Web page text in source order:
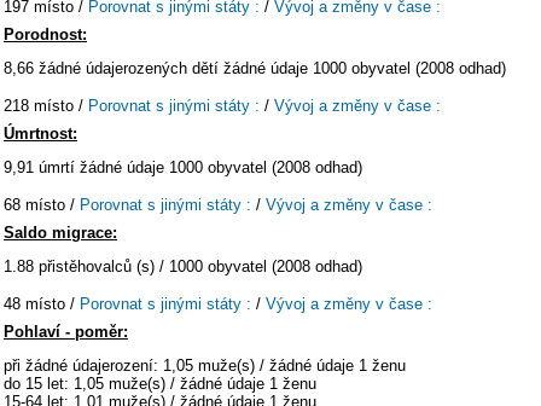
197 místo / Porovnat s jinými státy : / Vývoj a změny v čase :
Porodnost:
8,66 žádné údajerozených dětí žádné údaje 1000 obyvatel (2008 odhad)
218 místo / Porovnat s jinými státy : / Vývoj a změny v čase :
Úmrtnost:
9,91 úmrtí žádné údaje 1000 obyvatel (2008 odhad)
68 místo / Porovnat s jinými státy : / Vývoj a změny v čase :
Saldo migrace:
1.88 přistěhovalců (s) / 1000 obyvatel (2008 odhad)
48 místo / Porovnat s jinými státy : / Vývoj a změny v čase :
Pohlaví - poměr:
při žádné údajerození: 1,05 muže(s) / žádné údaje 1 ženu
do 15 let: 1,05 muže(s) / žádné údaje 1 ženu
15-64 let: 1,01 muže(s) / žádné údaje 1 ženu